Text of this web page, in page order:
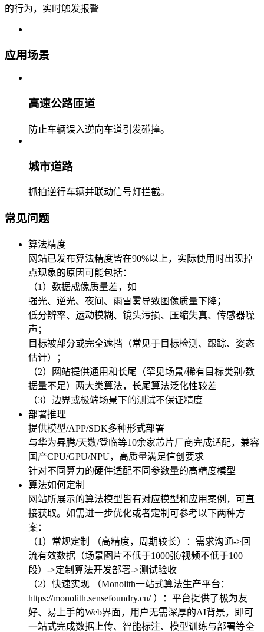
的行为，实时触发报警
应用场景
高速公路匝道
防止车辆误入逆向车道引发碰撞。
城市道路
抓拍逆行车辆并联动信号灯拦截。
常见问题
算法精度
网站已发布算法精度皆在90%以上，实际使用时出现掉
点现象的原因可能包括：
（1）数据成像质量差，如
强光、逆光、夜间、雨雪雾导致图像质量下降；
低分辨率、运动模糊、镜头污损、压缩失真、传感器噪
声；
目标被部分或完全遮挡（常见于目标检测、跟踪、姿态
估计）；
（2）网站提供通用和长尾（罕见场景/稀有目标类别/数
据量不足）两大类算法，长尾算法泛化性较差
（3）边界或极端场景下的测试不保证精度
部署推理
提供模型/APP/SDK多种形式部署
与华为昇腾/天数/登临等10余家芯片厂商完成适配，兼容
国产CPU/GPU/NPU，高质量满足信创要求
针对不同算力的硬件适配不同参数量的高精度模型
算法如何定制
网站所展示的算法模型皆有对应模型和应用案例，可直
接获取。如需进一步优化或者定制可参考以下两种方
案：
（1）常规定制 （高精度，周期较长）：需求沟通->回
流有效数据（场景图片不低于1000张/视频不低于100
段）->定制算法开发部署->测试验收
（2）快速实现 （Monolith一站式算法生产平台：
https://monolith.sensefoundry.cn/ ）：平台提供了极为友
好、易上手的Web界面，用户无需深厚的AI背景，即可
一站式完成数据上传、智能标注、模型训练与部署等全